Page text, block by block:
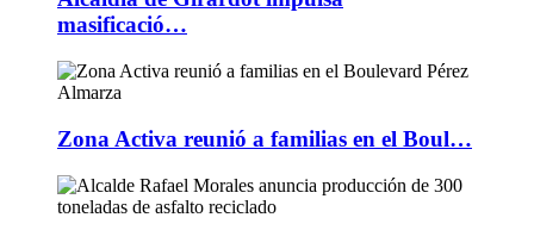
masificació…
Zona Activa reunió a familias en el Boul…